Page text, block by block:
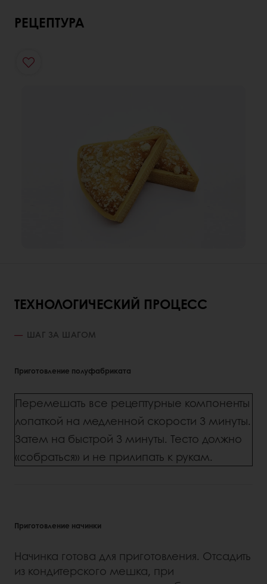
РЕЦЕПТУРА
ТЕХНОЛОГИЧЕСКИЙ ПРОЦЕСС
ШАГ ЗА ШАГОМ
Приготовление полуфабриката
Перемешать все рецептурные компоненты
лопаткой на медленной скорости 3 минуты.
Затем на быстрой 3 минуты. Тесто должно
«собраться» и не прилипать к рукам.
Приготовление начинки
Начинка готова для приготовления. Отсадить
из кондитерского мешка, при